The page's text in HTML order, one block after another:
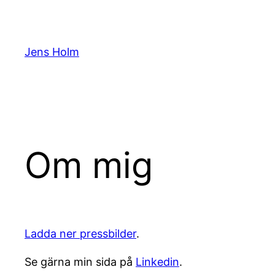
innehåll
Jens Holm
Om mig
Ladda ner pressbilder.
Se gärna min sida på Linkedin.